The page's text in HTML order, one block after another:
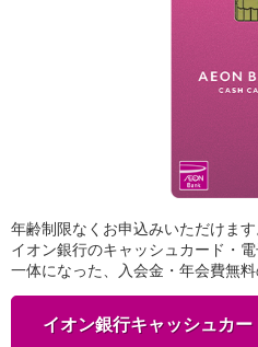
年齢制限なくお申込みいただけます
イオン銀行のキャッシュカード・
一体になった、入会金・年会費無料
イオン銀行キャッシュカ